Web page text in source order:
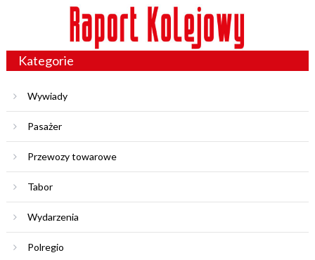
Kategorie
Wywiady
Pasażer
Przewozy towarowe
Tabor
Wydarzenia
Polregio